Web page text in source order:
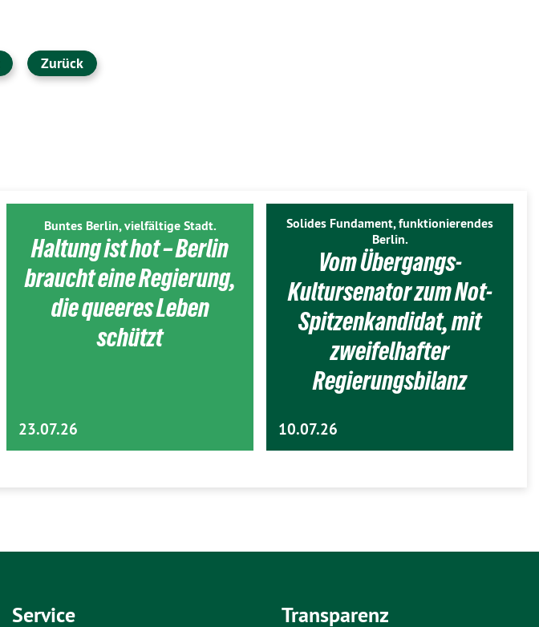
Zurück
Buntes Berlin, vielfältige Stadt.
Haltung ist hot – Berlin
braucht eine Regierung,
die queeres Leben
schützt
23.07.26
Solides Fundament, funktionierendes
Berlin.
Vom Übergangs-
Kultursenator zum Not-
Spitzenkandidat, mit
zweifelhafter
Regierungsbilanz
10.07.26
Service Transparenz